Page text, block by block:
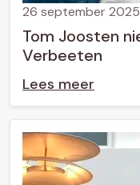
Tom Joosten
Verbeeten
26 september 2025
Lees meer